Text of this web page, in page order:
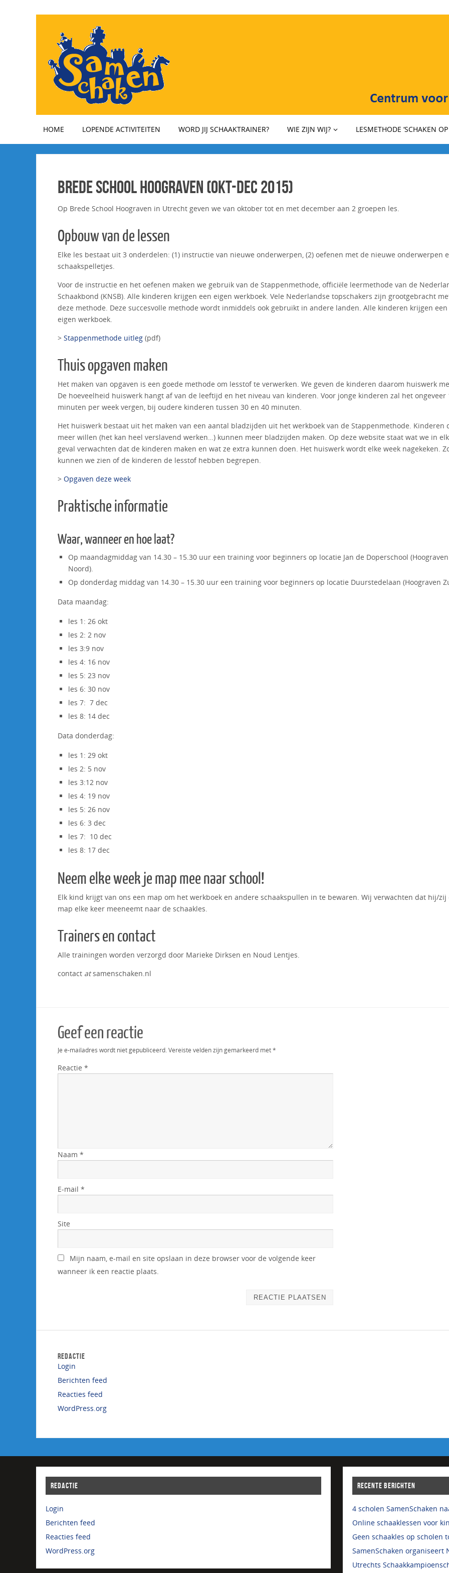
HOME LOPENDE ACTIVITEITEN WORD JIJ SCHAAKTRAINER? WIE ZIJN WIJ? LESMETHODE ‘SCHAKEN
Brede School Hoograven (okt-dec 2015)
Op Brede School Hoograven in Utrecht geven we van oktober tot en met december aan 2 groepen les.
Opbouw van de lessen
Elke les bestaat uit 3 onderdelen: (1) instructie van nieuwe onderwerpen, (2) oefenen met de nieuwe onderwerpen
schaakspelletjes.
Voor de instructie en het oefenen maken we gebruik van de Stappenmethode, officiële leermethode van de
Schaakbond (KNSB). Alle kinderen krijgen een eigen werkboek. Vele Nederlandse topschakers zijn grootgebracht
deze methode. Deze succesvolle methode wordt inmiddels ook gebruikt in andere landen. Alle kinderen krijgen een
eigen werkboek.
> Stappenmethode uitleg (pdf)
Thuis opgaven maken
Het maken van opgaven is een goede methode om lesstof te verwerken. We geven de kinderen daarom huiswerk
De hoeveelheid huiswerk hangt af van de leeftijd en het niveau van kinderen. Voor jonge kinderen zal het ongeveer
minuten per week vergen, bij oudere kinderen tussen 30 en 40 minuten.
Het huiswerk bestaat uit het maken van een aantal bladzijden uit het werkboek van de Stappenmethode. Kinderen
meer willen (het kan heel verslavend werken…) kunnen meer bladzijden maken. Op deze website staat wat we in elk
geval verwachten dat de kinderen maken en wat ze extra kunnen doen. Het huiswerk wordt elke week nagekeken.
kunnen we zien of de kinderen de lesstof hebben begrepen.
> Opgaven deze week
Praktische informatie
Waar, wanneer en hoe laat?
Op maandagmiddag van 14.30 – 15.30 uur een training voor beginners op locatie Jan de Doperschool (Hoograven
Noord).
Op donderdag middag van 14.30 – 15.30 uur een training voor beginners op locatie Duurstedelaan (Hoograven
Data maandag:
les 1: 26 okt
les 2: 2 nov
les 3:9 nov
les 4: 16 nov
les 5: 23 nov
les 6: 30 nov
les 7: 7 dec
les 8: 14 dec
Data donderdag:
les 1: 29 okt
les 2: 5 nov
les 3:12 nov
les 4: 19 nov
les 5: 26 nov
les 6: 3 dec
les 7: 10 dec
les 8: 17 dec
Neem elke week je map mee naar school!
Elk kind krijgt van ons een map om het werkboek en andere schaakspullen in te bewaren. Wij verwachten dat hij/zij
map elke keer meeneemt naar de schaakles.
Trainers en contact
Alle trainingen worden verzorgd door Marieke Dirksen en Noud Lentjes.
contact atsamenschaken.nl
Geef een reactie
Je e-mailadres wordt niet gepubliceerd. Vereiste velden zijn gemarkeerd met*
Reactie *
Naam *
E-mail *
Site
Mijn naam, e-mail en site opslaan in deze browser voor de volgende keer
wanneer ik een reactie plaats.
REDACTIE
Login
Berichten feed
Reacties feed
WordPress.org
REDACTIE
Login
Berichten feed
Reacties feed
WordPress.org
RECENTE BERICHTEN
4 scholen SamenSchaken
Online schaaklessen voor
Geen schaakles op scholen
SamenSchaken organiseert
Utrechts